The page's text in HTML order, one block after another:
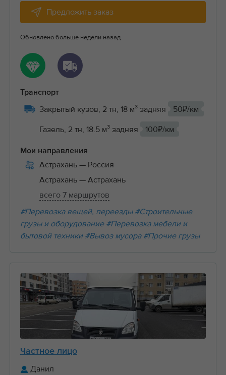
Предложить заказ
Обновлено больше недели назад
Транспорт
Закрытый кузов, 2 тн, 18 м³ задняя
50₽/км
Газель, 2 тн, 18.5 м³ задняя
100₽/км
Мои направления
Астрахань — Россия
Астрахань — Астрахань
всего 7 маршрутов
#Перевозка вещей, переезды #Строительные
грузы и оборудование #Перевозка мебели и
бытовой техники #Вывоз мусора #Прочие грузы
Частное лицо
Данил